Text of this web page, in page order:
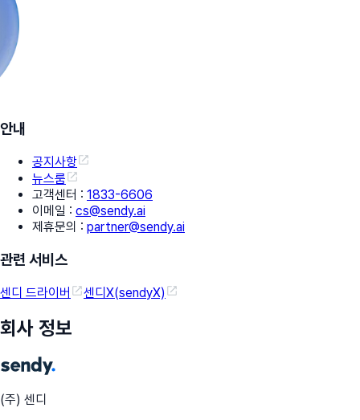
안내
공지사항
뉴스룸
고객센터 : 1833-6606
이메일 : cs@sendy.ai
제휴문의 : partner@sendy.ai
관련 서비스
센디 드라이버 센디X(sendyX)
회사 정보
(주) 센디